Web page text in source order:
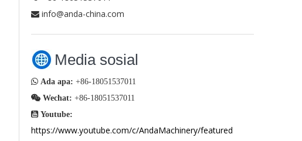
 info@anda-china.com
Media sosial
 Ada apa: +86-18051537011
 Wechat: +86-18051537011
 Youtube:
https://www.youtube.com/c/AndaMachinery/featured